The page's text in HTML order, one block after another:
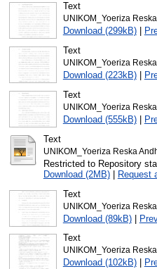
Text
UNIKOM_Yoeriza
Download (299kB)|
Text
UNIKOM_Yoeriza
Download (223kB)|
Text
UNIKOM_Yoeriza
Download (555kB)|
Text
UNIKOM_Yoeriza Reska
Restricted to Repository
Download (2MB)|
Request
Text
UNIKOM_Yoeriza
Download (89kB)|
Text
UNIKOM_Yoeriza
Download (102kB)|